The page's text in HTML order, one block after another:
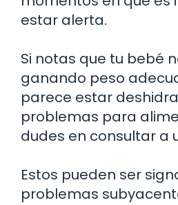
estar alerta.
Si notas que tu bebé
ganando peso
parece estar
problemas para
dudes en consultar a
Estos pueden ser
problemas